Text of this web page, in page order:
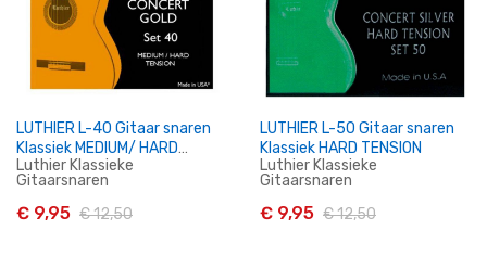
LUTHIER L-40 Gitaar snaren
Klassiek MEDIUM/ HARD
TENSION
Luthier Klassieke
Gitaarsnaren
€ 9,95 € 12,50
LUTHIER L-50 Gitaar snaren
Klassiek HARD TENSION
Luthier Klassieke
Gitaarsnaren
€ 9,95 € 12,50